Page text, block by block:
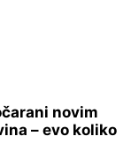
novim
– evo koliko